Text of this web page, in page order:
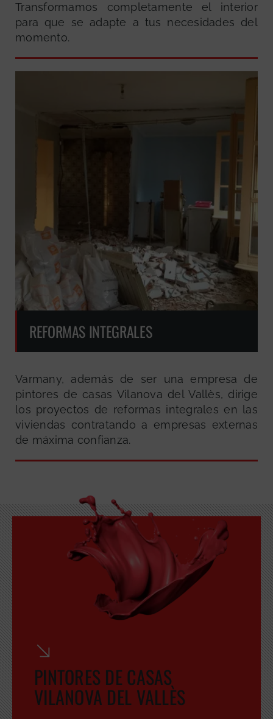
Transformamos completamente el interior
para que se adapte a tus necesidades del
momento.
REFORMAS INTEGRALES
Varmany, además de ser una empresa de
pintores de casas Vilanova del Vallès, dirige
los proyectos de reformas integrales en las
viviendas contratando a empresas externas
de máxima confianza.
PINTORES DE CASAS
VILANOVA DEL VALLÈS